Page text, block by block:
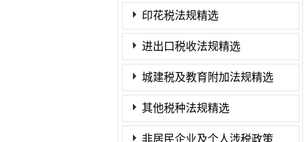
印花税法规精选
进出口税收法规精选
城建税及教育附加法规精选
其他税种法规精选
非居民企业及个人涉税政策